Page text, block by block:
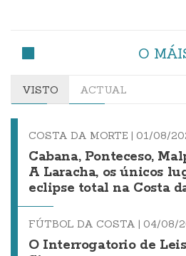
O
VISTO ACTUAL
COSTA DA MORTE | 01/08/
Cabana, Ponteceso,
A Laracha, os únicos
eclipse total na Costa
FÚTBOL DA COSTA | 04/08/
O Interrogatorio de Leis